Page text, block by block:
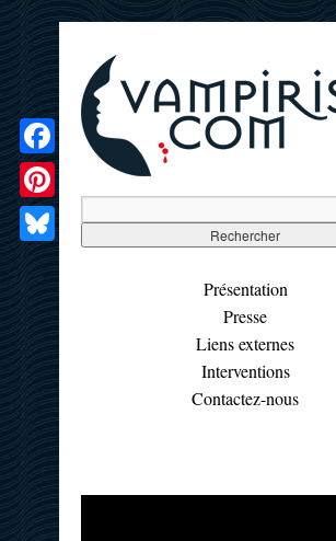
Présentation
Presse
Liens externes
Interventions
Contactez-nous
Facebook
Pinterest
Bluesky